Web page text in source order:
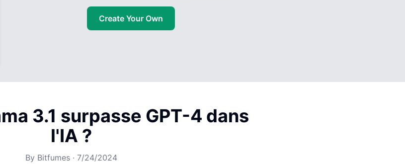
Create Your Own
3.1 surpasse GPT-4 dans
l'IA ?
By Bitfumes· 7/24/2024